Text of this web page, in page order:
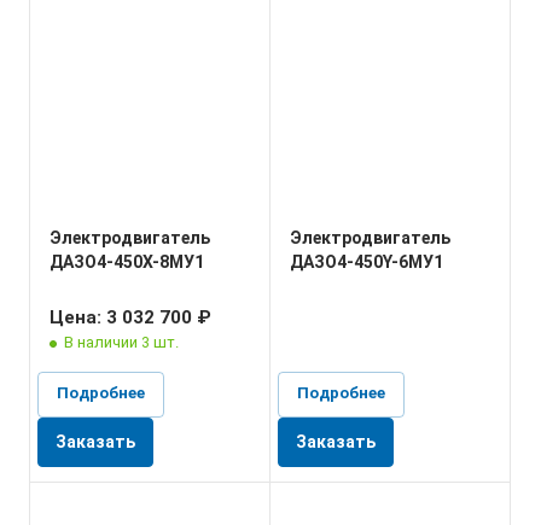
Электродвигатель
ДАЗО4-450X-8МУ1
Цена: 3 032 700 ₽
В наличии 3 шт.
Подробнее
Заказать
Электродвигатель
ДАЗО4-450Y-6МУ1
Подробнее
Заказать